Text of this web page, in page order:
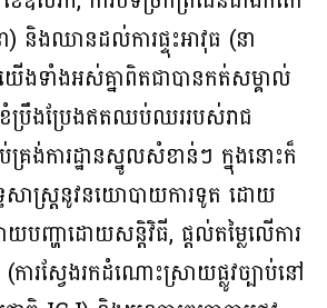
) និងឈានដល់ការផ្ទុះអាវុធ (នា
ើងទាំងអស់គ្នាពិតជាបានកត់សម្គាល់
ប្រឹងប្រែងឥតឈប់ឈររបស់រាជ
ប់គ្រង់ការដ្ឋានស្នូលសំខាន់ៗ ក្នុងនោះក៏
ធសាស្ត្រនូវនយោបាយការទូត ដោយ
បញ្ហាដោយសន្តិវិធី, ផ្តល់តម្លៃលើការ
(ការស្វែងរកដំណោះស្រាយផ្លូវច្បាប់នៅ